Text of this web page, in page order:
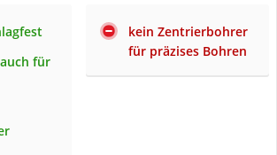
für
kein Zentrierbohrer
für präzises Bohren